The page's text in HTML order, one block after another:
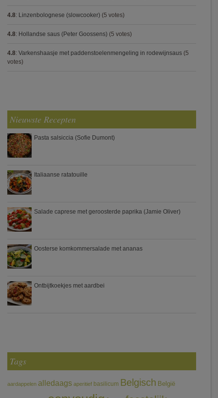
4.8: Linzenbolognese (slowcooker) (5 votes)
4.8: Hollandse saus (Peter Goossens) (5 votes)
4.8: Varkenshaasje met paddenstoelenmengeling in rodewijnsaus (5
votes)
Nieuwste Recepten
Pasta salsiccia (Sofie Dumont)
Italiaanse ratatouille
Salade caprese met geroosterde paprika (Jamie Oliver)
Oosterse komkommersalade met ananas
Ontbijtkoekjes met aardbei
Tags
aardappelen alledaags aperitief basilicum Belgisch België